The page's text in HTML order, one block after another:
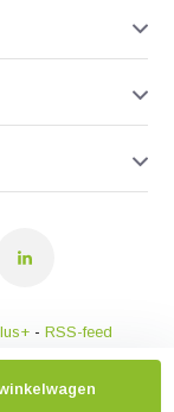
- RSS-feed